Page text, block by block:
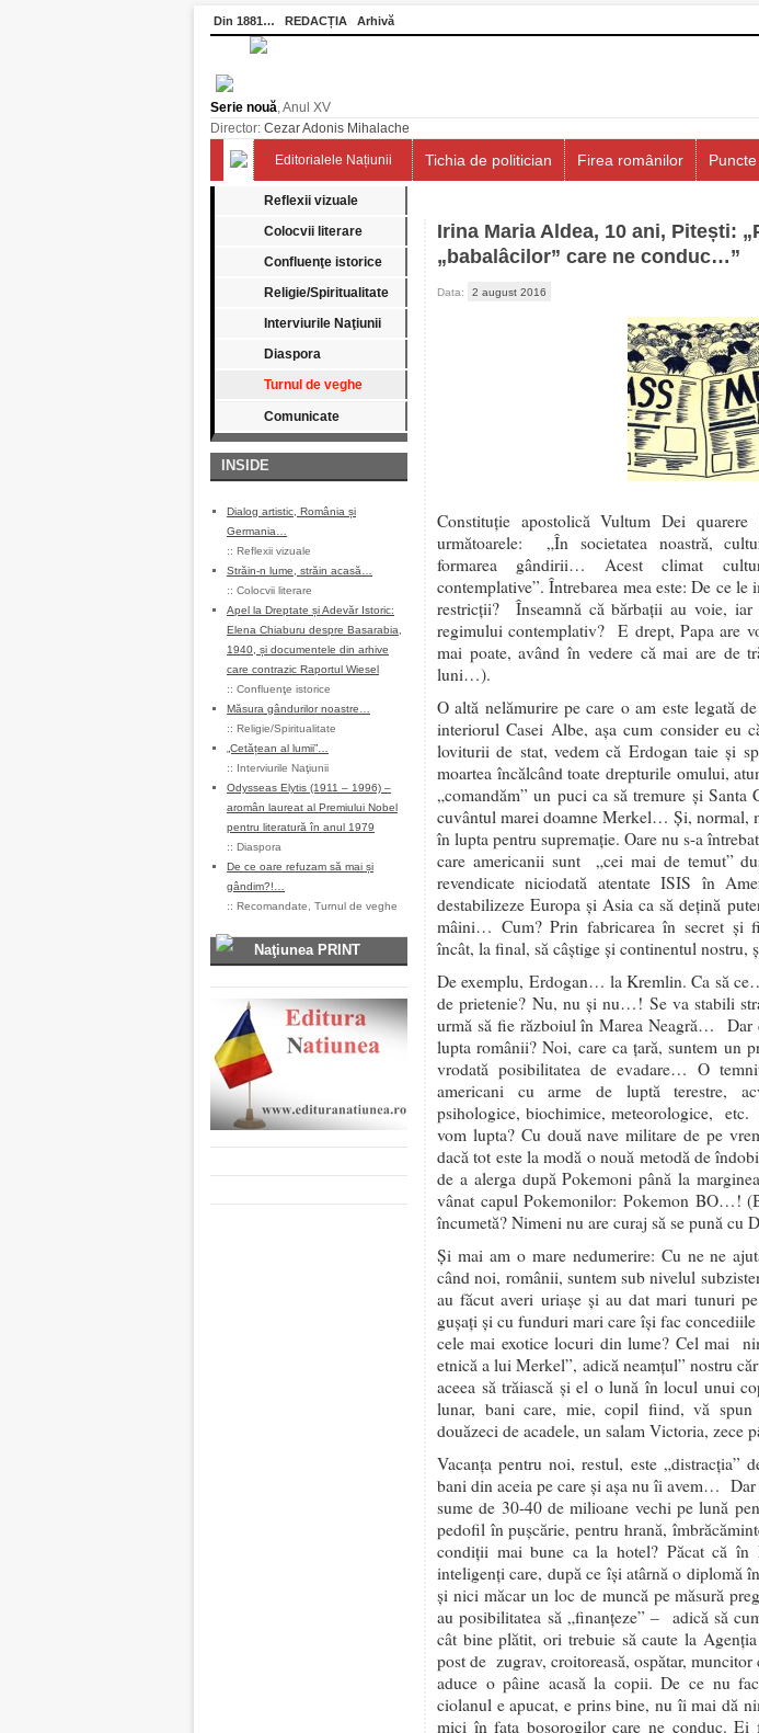
Din 1881… REDACȚIA Arhivă
Serie nouă, Anul XV
Director: Cezar Adonis Mihalache
Editorialele Națiunii Tichia de politician Firea românilor
Reflexii vizuale
Colocvii literare
Confluenţe istorice
Religie/Spiritualitate
Interviurile Naţiunii
Diaspora
Turnul de veghe
Comunicate
INSIDE
Dialog artistic, România și
Germania…
:: Reflexii vizuale
Străin-n lume, străin acasă…
:: Colocvii literare
Apel la Dreptate și Adevăr Istoric:
Elena Chiaburu despre Basarabia,
1940, și documentele din arhive
care contrazic Raportul Wiesel
:: Confluenţe istorice
Măsura gândurilor noastre…
:: Religie/Spiritualitate
„Cetățean al lumii”…
:: Interviurile Naţiunii
Odysseas Elytis (1911 – 1996) –
aromân laureat al Premiului Nobel
pentru literatură în anul 1979
:: Diaspora
De ce oare refuzam să mai și
gândim?!…
:: Recomandate Turnul de veghe
Naţiunea PRINT
Irina Maria Aldea, 10 ani, Pitești:
„babalâcilor” care ne conduc…”
Data: 2 august 2016
Constituţie apostolică Vultum Dei quarere
următoarele: „În societatea noastră,
formarea gândirii… Acest climat
contemplative”. Întrebarea mea este: De ce
restricții? Înseamnă că bărbaţii au voie,
regimului contemplativ? E drept, Papa are
mai poate, având în vedere că mai are
luni…).
O altă nelămurire pe care o am este legată
interiorul Casei Albe, așa cum consider eu
loviturii de stat, vedem că Erdogan taie şi
moartea încălcând toate drepturile omului,
„comandăm” un puci ca să tremure şi
cuvântul marei doamne Merkel… Și, normal,
în lupta pentru supremaţie. Oare nu s-a
care americanii sunt „cei mai de temut”
revendicate niciodată atentate ISIS în
destabilizeze Europa și Asia ca să dețină
mâini… Cum? Prin fabricarea în secret şi
încât, la final, să câştige şi continentul nostru,
De exemplu, Erdogan… la Kremlin. Ca să
de prietenie? Nu, nu şi nu…! Se va stabili
urmă să fie războiul în Marea Neagră… Dar
lupta românii? Noi, care ca ţară, suntem un
vrodată posibilitatea de evadare… O
americani cu arme de luptă terestre,
psihologice, biochimice, meteorologice,
vom lupta? Cu două nave militare de pe
dacă tot este la modă o nouă metodă de
de a alerga după Pokemoni până la
vânat capul Pokemonilor: Pokemon BO…!
încumetă? Nimeni nu are curaj să se pună cu
Şi mai am o mare nedumerire: Cu ne ne
când noi, românii, suntem sub nivelul
au făcut averi uriașe şi au dat mari tunuri
guşaţi şi cu funduri mari care îşi fac
cele mai exotice locuri din lume? Cel mai
etnică a lui Merkel”, adică neamțul” nostru
aceea să trăiască și el o lună în locul unui
lunar, bani care, mie, copil fiind, vă
douăzeci de acadele, un salam Victoria, zece
Vacanţa pentru noi, restul, este „distracția”
bani din aceia pe care și așa nu îi avem… Dar
sume de 30-40 de milioane vechi pe lună
pedofil în puşcărie, pentru hrană,
condiţii mai bune ca la hotel? Păcat că în
inteligenţi care, după ce îşi atârnă o diplomă
şi nici măcar un loc de muncă pe măsură
au posibilitatea să „finanţeze” – adică să
cât bine plătit, ori trebuie să caute la
post de zugrav, croitoreasă, ospătar,
aduce o pâine acasă la copii. De ce nu
ciolanul e apucat, e prins bine, nu îi mai dă
mici în faţa boşorogilor care ne conduc.